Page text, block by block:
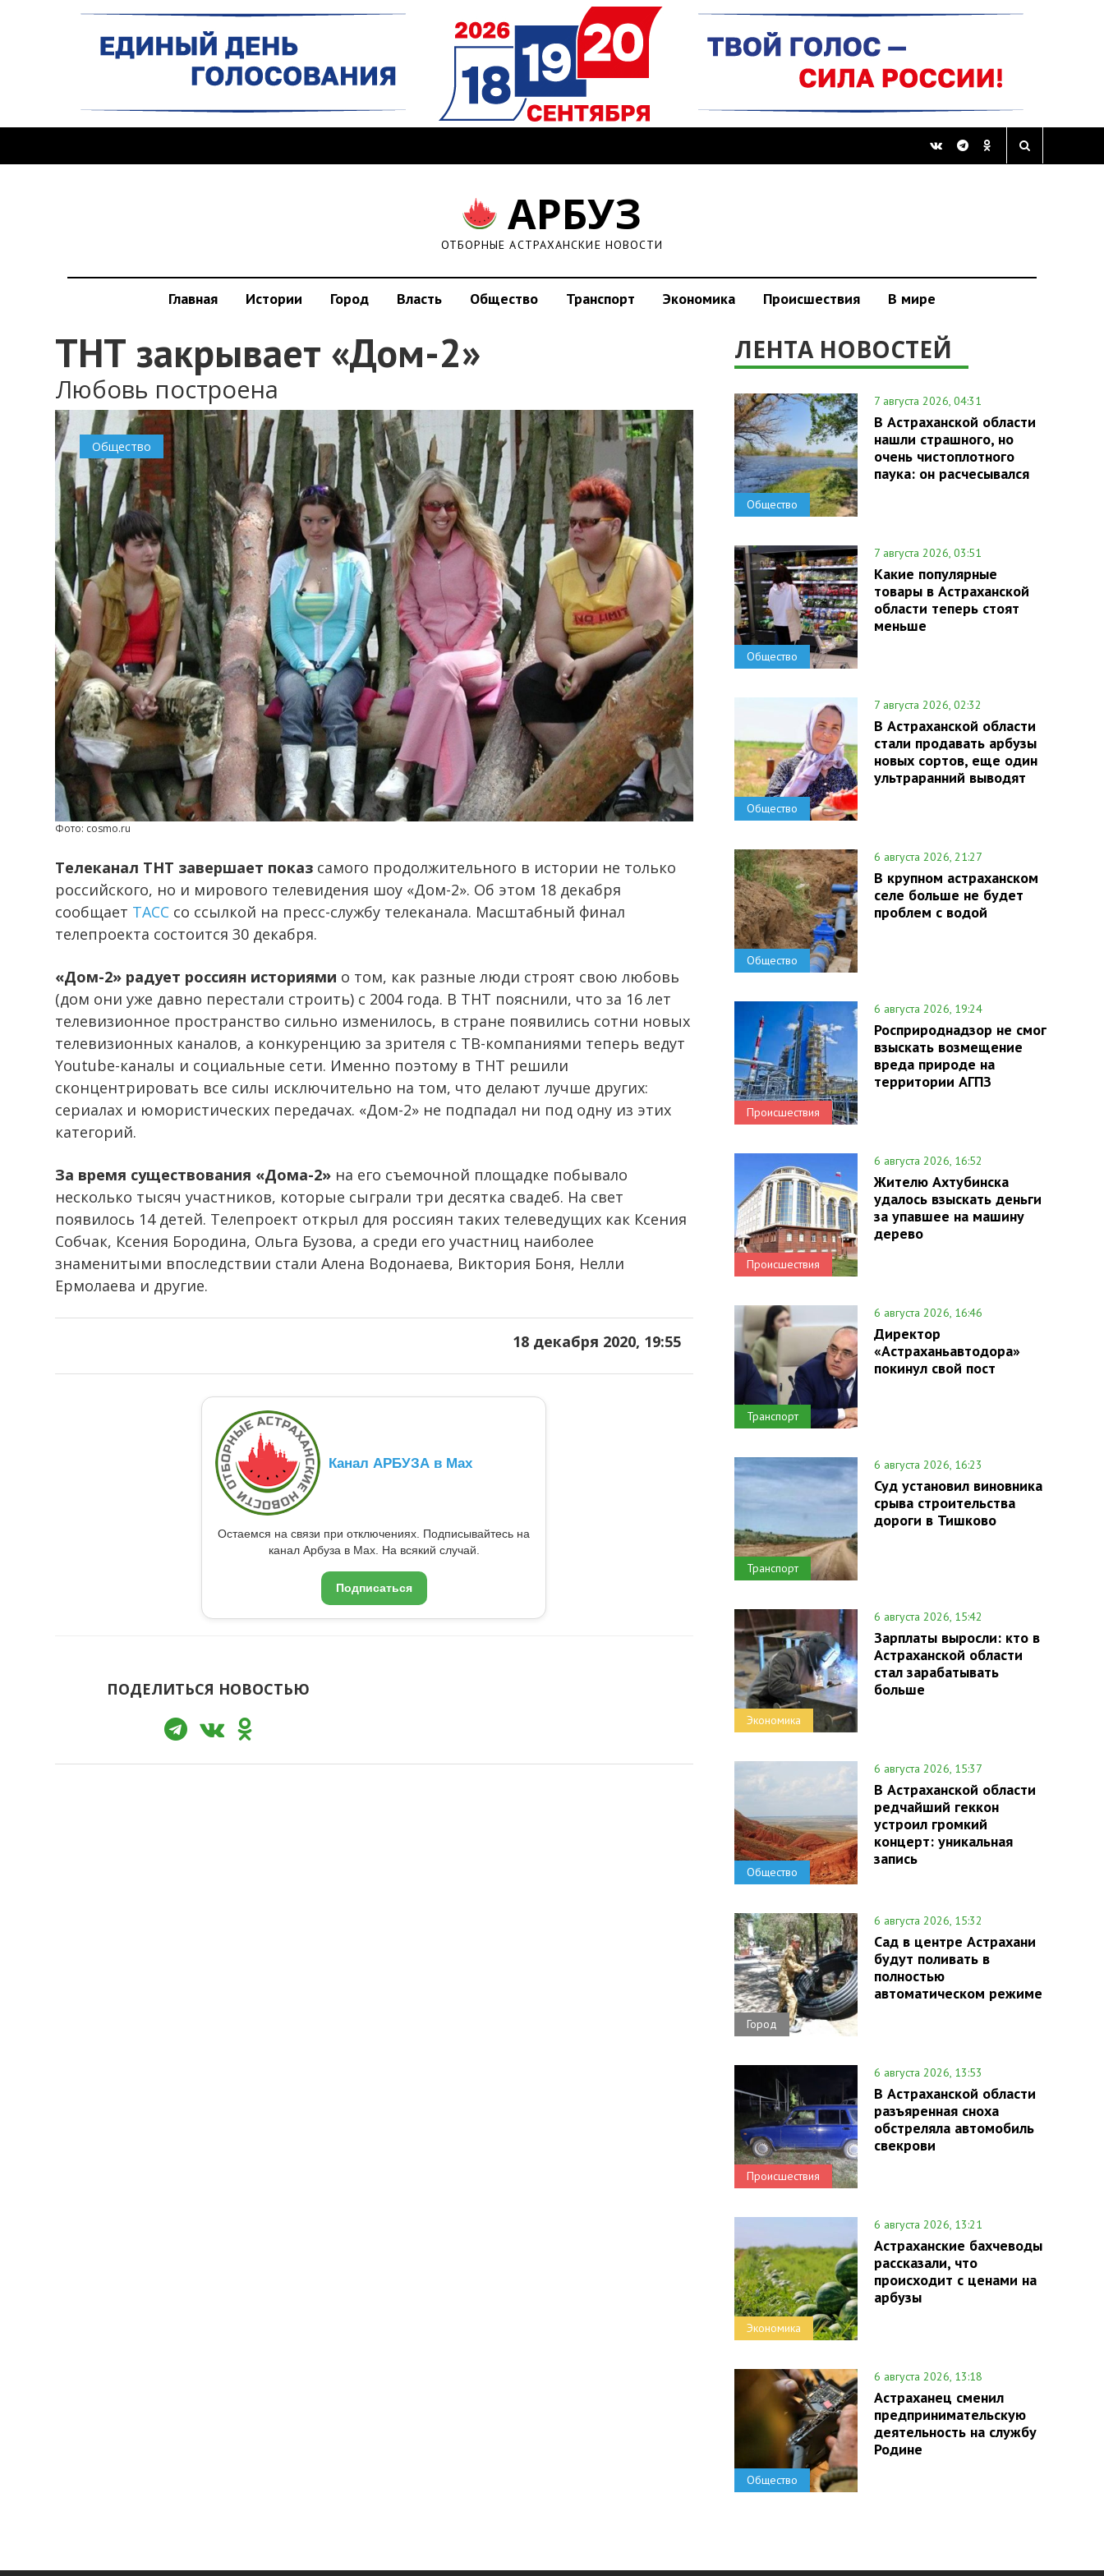
АРБУЗ
ОТБОРНЫЕ АСТРАХАНСКИЕ НОВОСТИ
Главная Истории Город Власть Общество Транспорт Экономика Происшествия В мире
ТНТ закрывает «Дом-2»
Любовь построена
Общество
Фото: cosmo.ru
Телеканал ТНТ завершает показ самого продолжительного в истории не только
российского, но и мирового телевидения шоу «Дом-2». Об этом 18 декабря
сообщает ТАСС со ссылкой на пресс-службу телеканала. Масштабный финал
телепроекта состоится 30 декабря.
«Дом-2» радует россиян историями о том, как разные люди строят свою любовь
(дом они уже давно перестали строить) с 2004 года. В ТНТ пояснили, что за 16 лет
телевизионное пространство сильно изменилось, в стране появились сотни новых
телевизионных каналов, а конкуренцию за зрителя с ТВ-компаниями теперь ведут
Youtube-каналы и социальные сети. Именно поэтому в ТНТ решили
сконцентрировать все силы исключительно на том, что делают лучше других:
сериалах и юмористических передачах. «Дом-2» не подпадал ни под одну из этих
категорий.
За время существования «Дома-2» на его съемочной площадке побывало
несколько тысяч участников, которые сыграли три десятка свадеб. На свет
появилось 14 детей. Телепроект открыл для россиян таких телеведущих как Ксения
Собчак, Ксения Бородина, Ольга Бузова, а среди его участниц наиболее
знаменитыми впоследствии стали Алена Водонаева, Виктория Боня, Нелли
Ермолаева и другие.
18 декабря 2020, 19:55
Канал АРБУЗА в Max
Остаемся на связи при отключениях. Подписывайтесь на
канал Арбуза в Max. На всякий случай.
Подписаться
ПОДЕЛИТЬСЯ НОВОСТЬЮ
ЛЕНТА НОВОСТЕЙ
Общество
7 августа 2026, 04:31
В Астраханской области
нашли страшного, но
очень чистоплотного
паука: он расчесывался
Общество
7 августа 2026, 03:51
Какие популярные
товары в Астраханской
области теперь стоят
меньше
Общество
7 августа 2026, 02:32
В Астраханской области
стали продавать арбузы
новых сортов, еще один
ультраранний выводят
Общество
6 августа 2026, 21:27
В крупном астраханском
селе больше не будет
проблем с водой
Происшествия
6 августа 2026, 19:24
Росприроднадзор не смог
взыскать возмещение
вреда природе на
территории АГПЗ
Происшествия
6 августа 2026, 16:52
Жителю Ахтубинска
удалось взыскать деньги
за упавшее на машину
дерево
Транспорт
6 августа 2026, 16:46
Директор
«Астраханьавтодора»
покинул свой пост
Транспорт
6 августа 2026, 16:23
Суд установил виновника
срыва строительства
дороги в Тишково
Экономика
6 августа 2026, 15:42
Зарплаты выросли: кто в
Астраханской области
стал зарабатывать
больше
Общество
6 августа 2026, 15:37
В Астраханской области
редчайший геккон
устроил громкий
концерт: уникальная
запись
Город
6 августа 2026, 15:32
Сад в центре Астрахани
будут поливать в
полностью
автоматическом режиме
Происшествия
6 августа 2026, 13:53
В Астраханской области
разъяренная сноха
обстреляла автомобиль
свекрови
Экономика
6 августа 2026, 13:21
Астраханские бахчеводы
рассказали, что
происходит с ценами на
арбузы
Общество
6 августа 2026, 13:18
Астраханец сменил
предпринимательскую
деятельность на службу
Родине